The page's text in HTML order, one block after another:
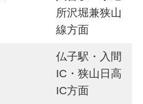
所沢堀兼狭山
線方面
仏子駅・入間
IC・狭山日高
IC方面